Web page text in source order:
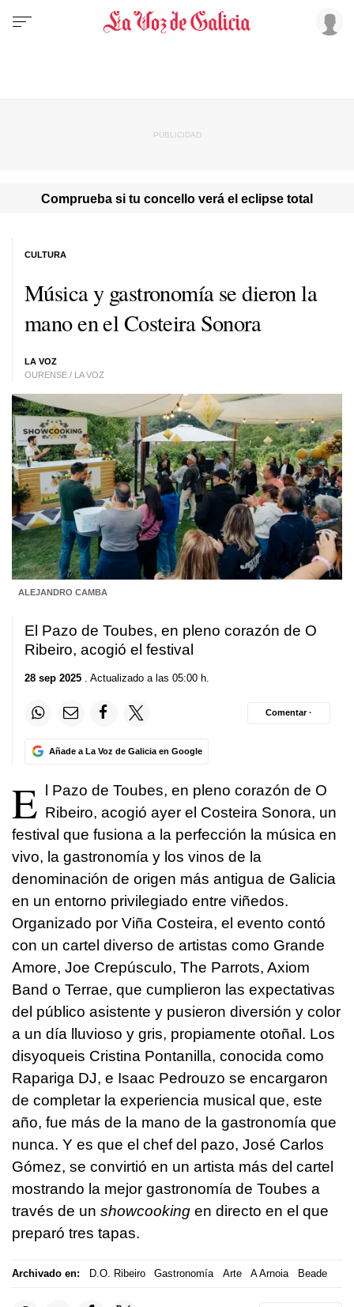
Comprueba si tu concello verá el eclipse total
Música y gastronomía se dieron la
mano en el Costeira Sonora
LA VOZ
OURENSE / LA VOZ
CULTURA
ALEJANDRO CAMBA
El Pazo de Toubes, en pleno corazón de O
Ribeiro, acogió el festival
28 sep 2025 . Actualizado a las 05:00 h.
Añade a La Voz de Galicia en Google
Comentar ·
E l Pazo de Toubes, en pleno corazón de O
Ribeiro, acogió ayer el Costeira Sonora, un
festival que fusiona a la perfección la música en
vivo, la gastronomía y los vinos de la
denominación de origen más antigua de Galicia
en un entorno privilegiado entre viñedos.
Organizado por Viña Costeira, el evento contó
con un cartel diverso de artistas como Grande
Amore, Joe Crepúsculo, The Parrots, Axiom
Band o Terrae, que cumplieron las expectativas
del público asistente y pusieron diversión y color
a un día lluvioso y gris, propiamente otoñal. Los
disyoqueis Cristina Pontanilla, conocida como
Rapariga DJ, e Isaac Pedrouzo se encargaron
de completar la experiencia musical que, este
año, fue más de la mano de la gastronomía que
nunca. Y es que el chef del pazo, José Carlos
Gómez, se convirtió en un artista más del cartel
mostrando la mejor gastronomía de Toubes a
través de un showcooking en directo en el que
preparó tres tapas.
Archivado en: D.O. Ribeiro Gastronomía Arte A Arnoia Beade